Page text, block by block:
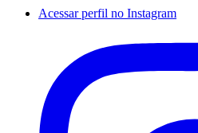
Acessar perfil no Instagram